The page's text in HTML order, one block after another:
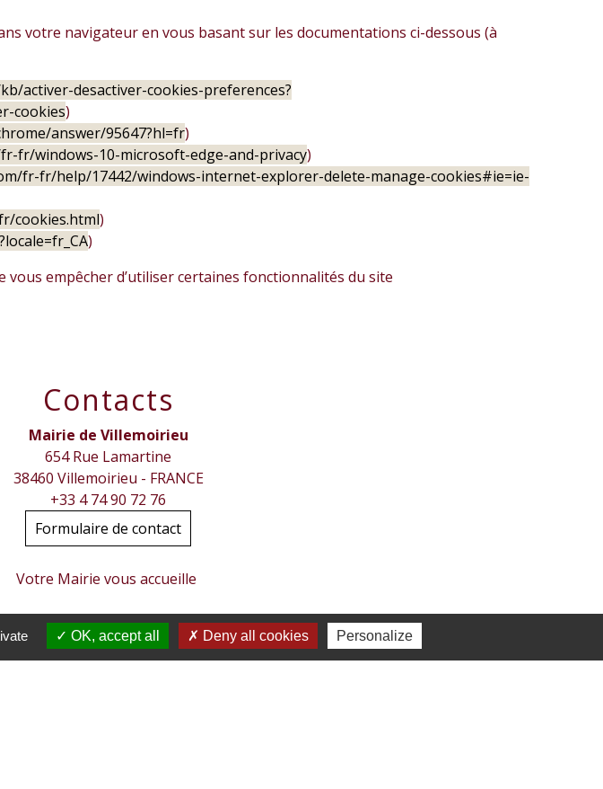
votre navigateur en vous basant sur les documentations ci-dessous (à
activer-desactiver-cookies-preferences?
cookies)
answer/95647?hl=fr)
fr/windows-10-microsoft-edge-and-privacy)
fr-fr/help/17442/windows-internet-explorer-delete-manage-cookies#ie=ie-
cookies.html)
)
vous empêcher d’utiliser certaines fonctionnalités du site
Contacts
Mairie de Villemoirieu
654 Rue Lamartine
38460 Villemoirieu - FRANCE
+33 4 74 90 72 76
Formulaire de contact
Votre Mairie vous accueille
et de 13h30 à 17h30 les lundis, mardis, jeudis et vendredi
à 12h00les lundis lundis, mardis, jeudis et vendredis
OK, accept all Deny all cookies Personalize